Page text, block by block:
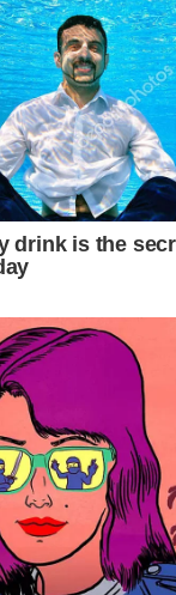
empat
yang
Thailand di
mengumpul
masing dalam
ke separuh
Sinar Harian.
soalan kaji selidik
tunai.
kelayakan
VPoints:0